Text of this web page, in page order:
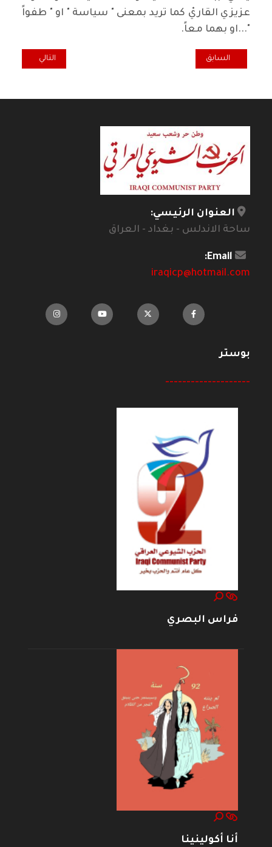
عزيزي القاريْ كما تريد بمعنى " سياسة " او " طفواً
"...او بهما معاً.
المقال السابق: قصور بيضاء في منطقة خضراء
السابق المقال التالي:
التالي
العنوان الرئيسي:
ساحة الاندلس - بغداد - العراق
Email:
iraqicp@hotmail.com
بوستر
--------------------
فراس البصري
أنا أكولينينا